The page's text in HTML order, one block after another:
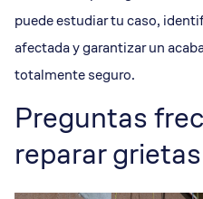
puede estudiar tu caso,
afectada y garantizar un
totalmente seguro.
Preguntas
reparar